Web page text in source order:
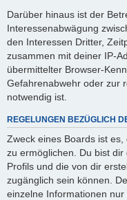
Darüber hinaus ist der
Interessenabwägung
den Interessen Dritter,
zusammen mit deiner IP-
übermittelter Browser-
Gefahrenabwehr oder zur
notwendig ist.
REGELUNGEN BEZÜGLICH
Zweck eines Boards ist
zu ermöglichen. Du bist
Profils und die von dir
zugänglich sein können.
einzelne Informationen